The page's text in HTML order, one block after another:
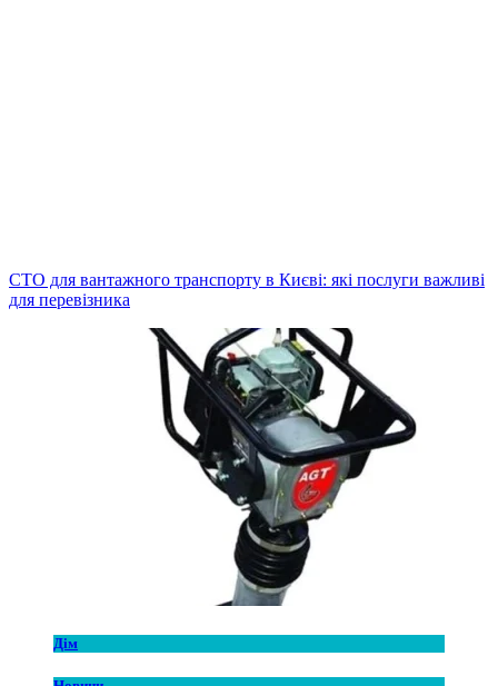
СТО для вантажного транспорту в Києві: які послуги важливі
для перевізника
Дім